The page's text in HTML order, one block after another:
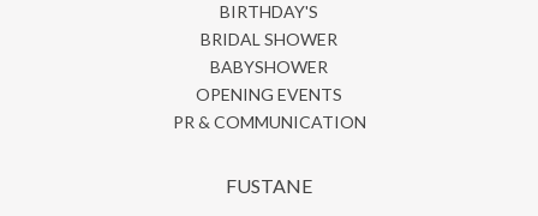
BIRTHDAY'S
BRIDAL SHOWER
BABYSHOWER
OPENING EVENTS
PR & COMMUNICATION
FUSTANE